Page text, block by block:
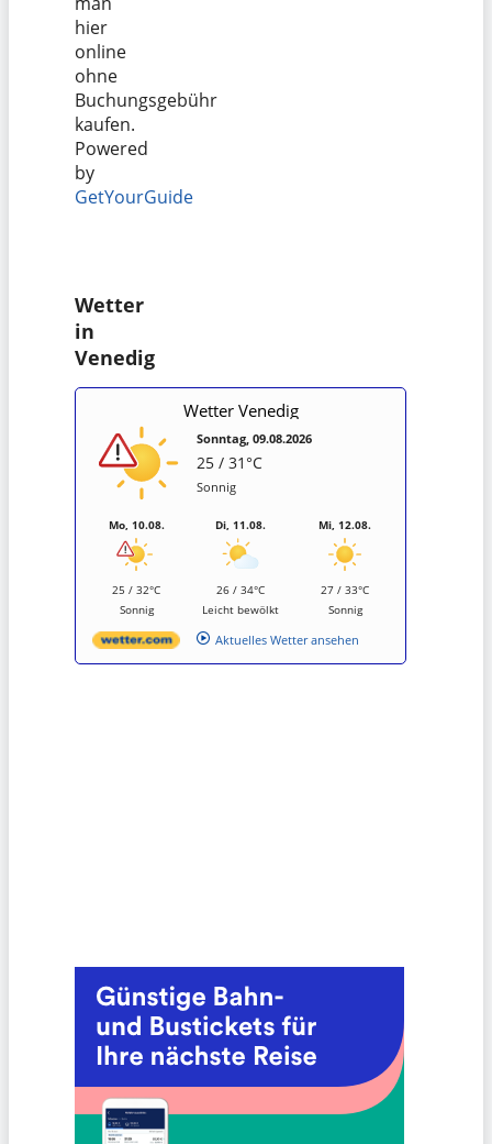
hier
online
ohne
Buchungsgebühr
kaufen.
Powered
by
GetYourGuide
Wetter
in
Venedig
Wetter Venedig
Sonntag, 09.08.2026
25 / 31°C
Sonnig
Mo, 10.08.
25 / 32°C
Sonnig
Di, 11.08.
26 / 34°C
Leicht bewölkt
Mi, 12.08.
27 / 33°C
Sonnig
Aktuelles Wetter ansehen